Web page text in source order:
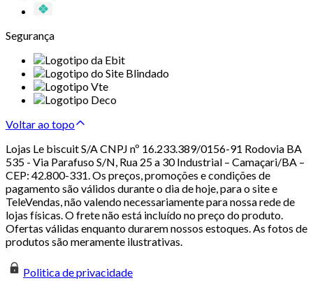
Segurança
Voltar ao topo
Lojas Le biscuit S/A CNPJ nº 16.233.389/0156-91 Rodovia BA
535 - Via Parafuso S/N, Rua 25 a 30 Industrial – Camaçari/BA –
CEP: 42.800-331. Os preços, promoções e condições de
pagamento são válidos durante o dia de hoje, para o site e
TeleVendas, não valendo necessariamente para nossa rede de
lojas físicas. O frete não está incluído no preço do produto.
Ofertas válidas enquanto durarem nossos estoques. As fotos de
produtos são meramente ilustrativas.
Politica de privacidade